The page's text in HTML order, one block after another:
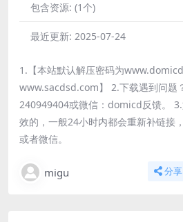
包含资源: (1个)
最近更新: 2025-07-24
1.【本站默认解压密码为
www.sacdsd.com】 2.下载遇到问题
240949404或微信：domicd反馈。
效的，一般24小时内都会重新补链接
或者微信。
migu 分享